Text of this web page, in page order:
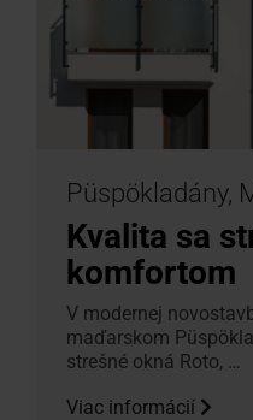
Püspökladány,
Kvalita sa
komfortom
V modernej
maďarskom
strešné okná Roto, …
Viac informácií